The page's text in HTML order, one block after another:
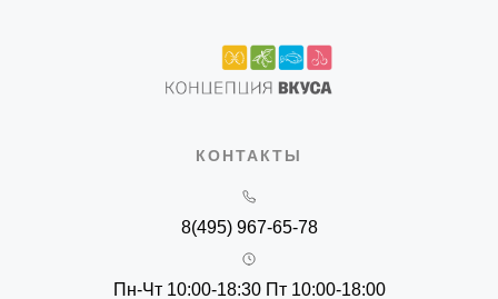
КОНТАКТЫ
8(495) 967-65-78
Пн-Чт 10:00-18:30 Пт 10:00-18:00